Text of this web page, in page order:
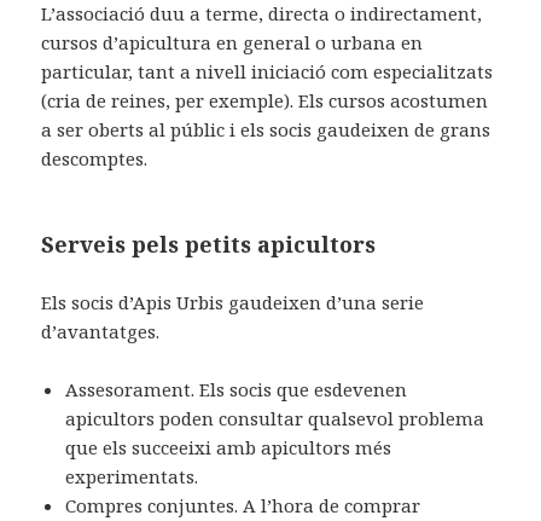
L’associació duu a terme, directa o indirectament,
cursos d’apicultura en general o urbana en
particular, tant a nivell iniciació com especialitzats
(cria de reines, per exemple). Els cursos acostumen
a ser oberts al públic i els socis gaudeixen de grans
descomptes.
Serveis pels petits apicultors
Els socis d’Apis Urbis gaudeixen d’una serie
d’avantatges.
Assesorament. Els socis que esdevenen
apicultors poden consultar qualsevol problema
que els succeeixi amb apicultors més
experimentats.
Compres conjuntes. A l’hora de comprar